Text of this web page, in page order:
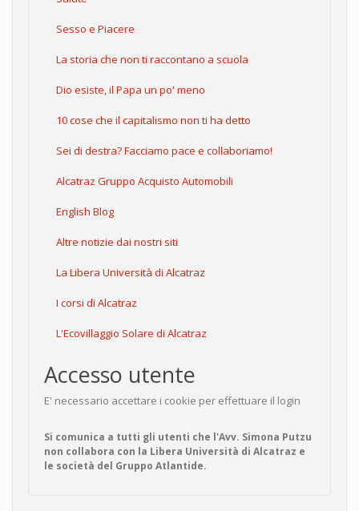
Sesso e Piacere
La storia che non ti raccontano a scuola
Dio esiste, il Papa un po' meno
10 cose che il capitalismo non ti ha detto
Sei di destra? Facciamo pace e collaboriamo!
Alcatraz Gruppo Acquisto Automobili
English Blog
Altre notizie dai nostri siti
La Libera Università di Alcatraz
I corsi di Alcatraz
L'Ecovillaggio Solare di Alcatraz
Accesso utente
E' necessario accettare i cookie per effettuare il login
Si comunica a tutti gli utenti che l'Avv. Simona Putzu
non collabora con la Libera Università di Alcatraz e
le società del Gruppo Atlantide.